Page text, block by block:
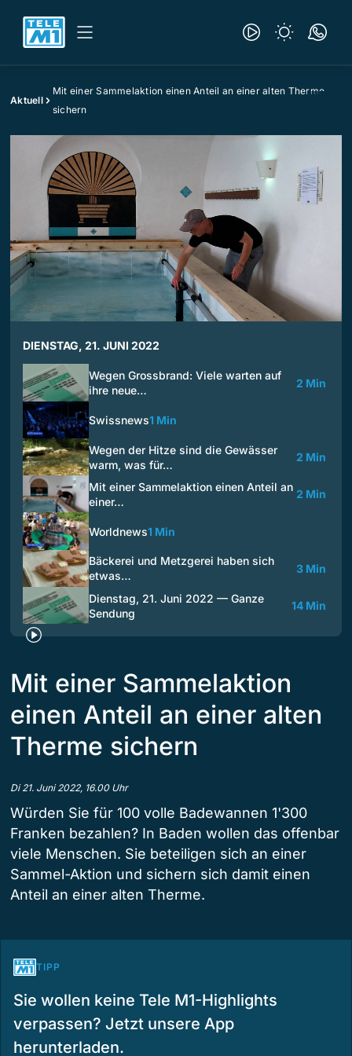
Aktuell
Mit einer Sammelaktion einen Anteil an einer alten Therme
sichern
DIENSTAG, 21. JUNI 2022
Wegen Grossbrand: Viele warten auf
ihre neue…
2 Min
Swissnews1 Min
Wegen der Hitze sind die Gewässer
warm, was für…
2 Min
Mit einer Sammelaktion einen Anteil an
einer…
2 Min
Worldnews1 Min
Bäckerei und Metzgerei haben sich
etwas…
3 Min
Dienstag, 21. Juni 2022 — Ganze
Sendung
14 Min
Mit einer Sammelaktion
einen Anteil an einer alten
Therme sichern
Di 21. Juni 2022, 16.00 Uhr
Würden Sie für 100 volle Badewannen 1'300
Franken bezahlen? In Baden wollen das offenbar
viele Menschen. Sie beteiligen sich an einer
Sammel-Aktion und sichern sich damit einen
Anteil an einer alten Therme.
TIPP
Sie wollen keine Tele M1-Highlights
verpassen? Jetzt unsere App
herunterladen.